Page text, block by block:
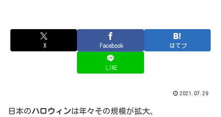
X Facebook はてブ
LINE
2021.07.29
日本のハロウィンは年々その規模が拡大、